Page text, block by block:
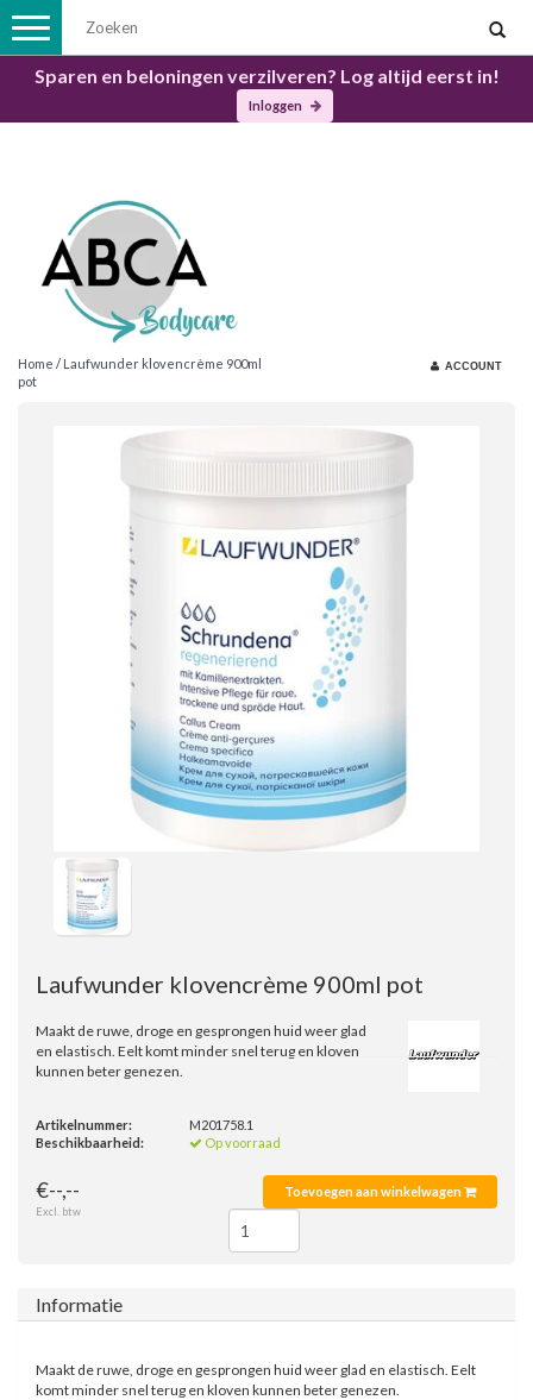
Sparen en beloningen verzilveren? Log altijd eerst in!
Inloggen
Toggle
navigation
Home / Laufwunder klovencrème 900ml
pot
ACCOUNT
Laufwunder klovencrème 900ml pot
Maakt de ruwe, droge en gesprongen huid weer glad
en elastisch. Eelt komt minder snel terug en kloven
kunnen beter genezen.
Artikelnummer:
M201758.1
Beschikbaarheid:
Op voorraad
€--,--
Excl. btw
Toevoegen aan winkelwagen
Informatie
Maakt de ruwe, droge en gesprongen huid weer glad en elastisch. Eelt
komt minder snel terug en kloven kunnen beter genezen.